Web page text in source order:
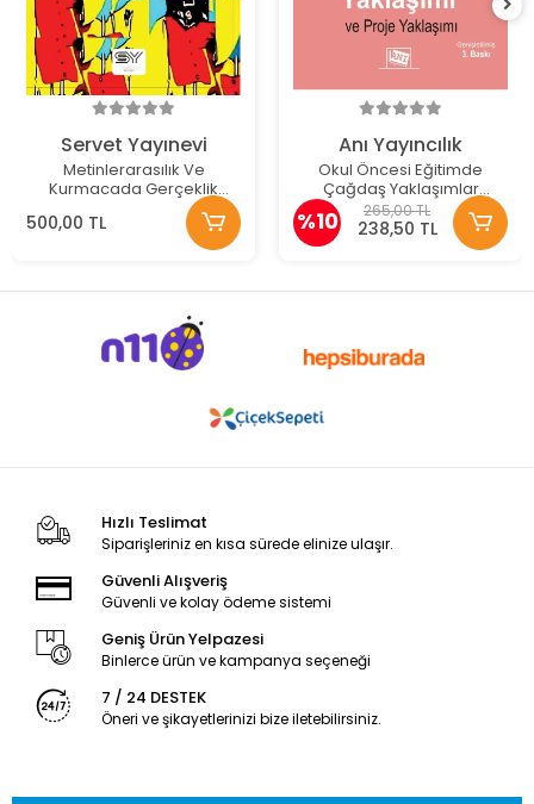
Servet Yayınevi
Metinlerarasılık Ve
Kurmacada Gerçeklik
500,00 TL
Anı Yayıncılık
Okul Öncesi Eğitimde
Çağdaş Yaklaşımlar
Reggio Emila Yaklaşımı ve
Proje Yaklaşımı
%10 265,00 TL
238,50 TL
Hızlı Teslimat
Siparişleriniz en kısa sürede elinize ulaşır.
Güvenli Alışveriş
Güvenli ve kolay ödeme sistemi
Geniş Ürün Yelpazesi
Binlerce ürün ve kampanya seçeneği
7 / 24 DESTEK
Öneri ve şikayetlerinizi bize iletebilirsiniz.